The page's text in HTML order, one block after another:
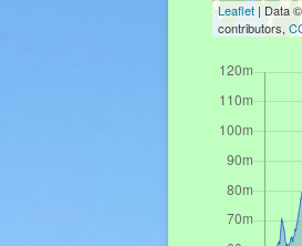
Leaflet | Data ©
contributors,